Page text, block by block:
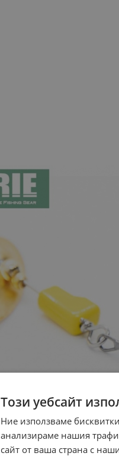
Този уебсайт
Ние използваме
анализираме нашия
сайт от ваша страна с